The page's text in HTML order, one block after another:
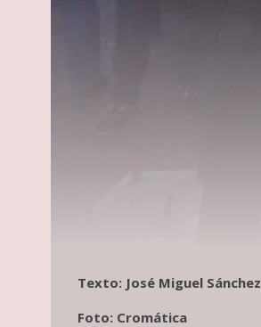
Texto: José Miguel Sánchez
Foto: Cromática